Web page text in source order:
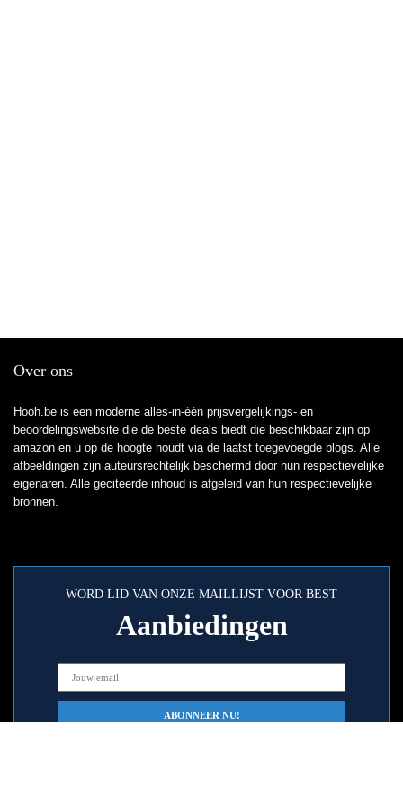
Over ons
Hooh.be is een moderne alles-in-één prijsvergelijkings- en
beoordelingswebsite die de beste deals biedt die beschikbaar zijn op
amazon en u op de hoogte houdt via de laatst toegevoegde blogs. Alle
afbeeldingen zijn auteursrechtelijk beschermd door hun respectievelijke
eigenaren. Alle geciteerde inhoud is afgeleid van hun respectievelijke
bronnen.
WORD LID VAN ONZE MAILLIJST VOOR BEST
Aanbiedingen